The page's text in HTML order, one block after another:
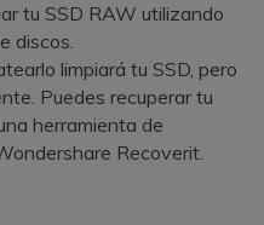
tu SSD RAW utilizando
discos.
limpiará tu SSD, pero
Puedes recuperar tu
herramienta de
Recoverit.